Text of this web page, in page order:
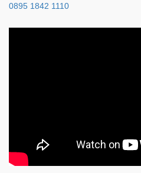
0895 1842 1110